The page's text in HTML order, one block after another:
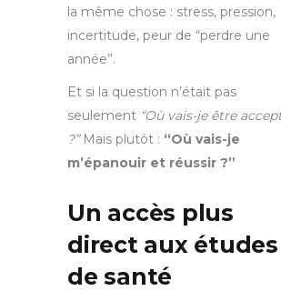
la même chose : stress, pression,
incertitude, peur de “perdre une
année”.
Et si la question n’était pas
seulement “Où vais-je être
?”Mais plutôt : “Où vais-je
m’épanouir et réussir ?”
Un accès plus
direct aux études
de santé